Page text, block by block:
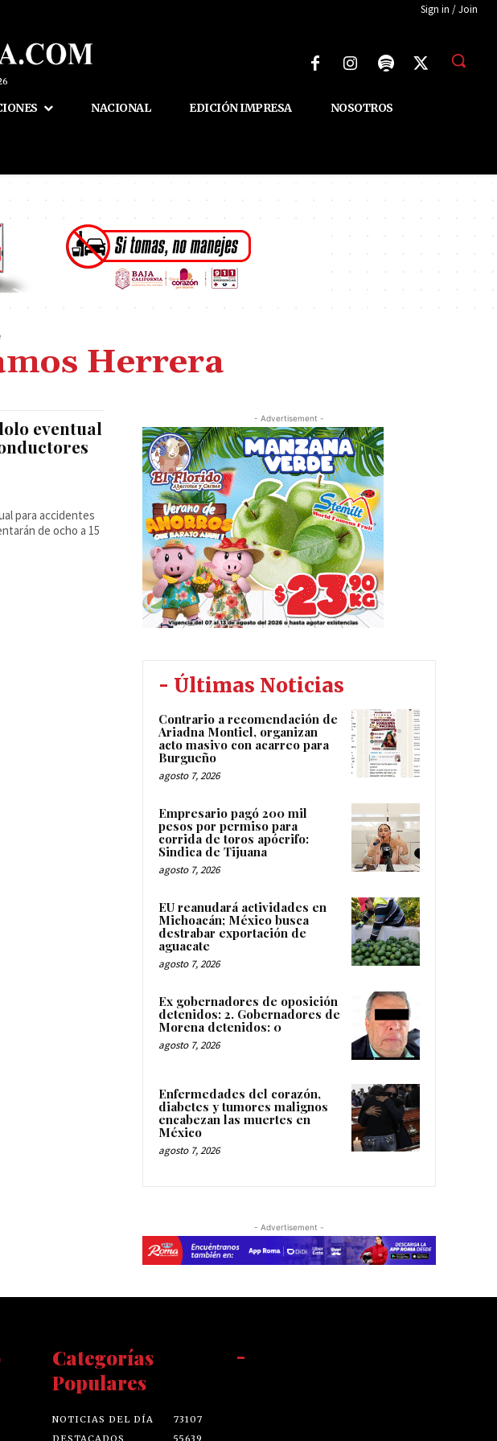
Sign in / Join
NACIONAL EDICIÓN IMPRESA NOSOTROS
Herrera
eventual
para accidentes
de ocho a 15
- Advertisement -
- Últimas Noticias
Contrario a recomendación de
Ariadna Montiel, organizan
acto masivo con acarreo para
Burgueño
agosto 7, 2026
Empresario pagó 200 mil
pesos por permiso para
corrida de toros apócrifo:
Sindica de Tijuana
agosto 7, 2026
EU reanudará actividades en
Michoacán; México busca
destrabar exportación de
aguacate
agosto 7, 2026
Ex gobernadores de oposición
detenidos: 2. Gobernadores de
Morena detenidos: 0
agosto 7, 2026
Enfermedades del corazón,
diabetes y tumores malignos
encabezan las muertes en
México
agosto 7, 2026
- Advertisement -
Categorías
Populares
NOTICIAS DEL DÍA
73107
-